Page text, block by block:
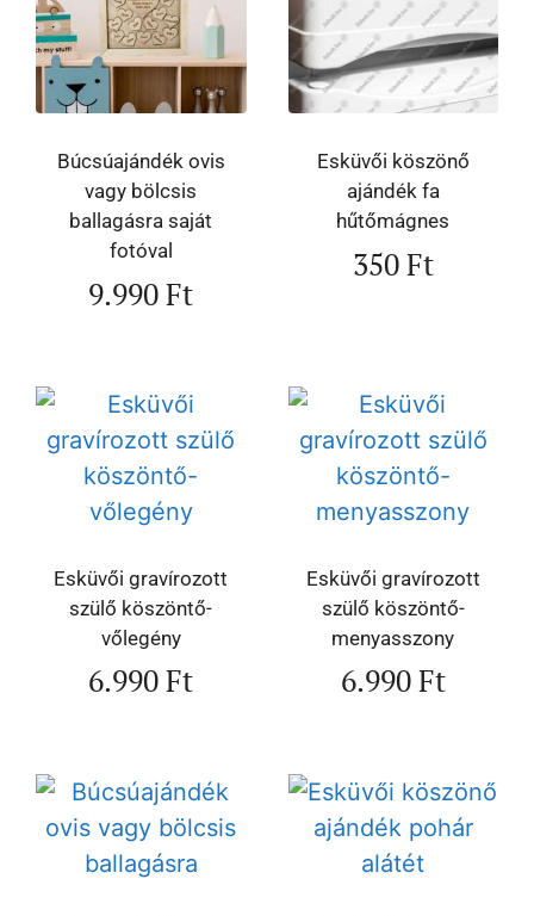
Búcsúajándék ovis
vagy bölcsis
ballagásra saját
fotóval
9.990Ft
Esküvői köszönő
ajándék fa
hűtőmágnes
350Ft
Esküvői gravírozott
szülő köszöntő-
vőlegény
6.990Ft
Esküvői gravírozott
szülő köszöntő-
menyasszony
6.990Ft